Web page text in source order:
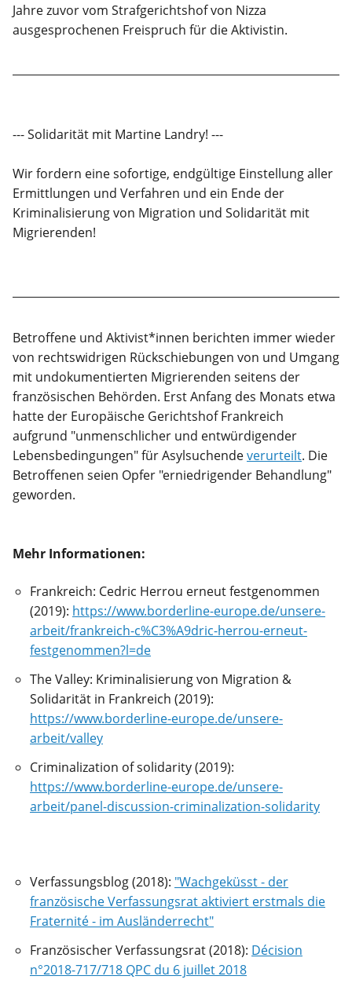
Jahre zuvor vom Strafgerichtshof von Nizza
ausgesprochenen Freispruch für die Aktivistin.
--- Solidarität mit Martine Landry! ---
Wir fordern eine sofortige, endgültige Einstellung aller
Ermittlungen und Verfahren und ein Ende der
Kriminalisierung von Migration und Solidarität mit
Migrierenden!
Betroffene und Aktivist*innen berichten immer wieder
von rechtswidrigen Rückschiebungen von und Umgang
mit undokumentierten Migrierenden seitens der
französischen Behörden. Erst Anfang des Monats etwa
hatte der Europäische Gerichtshof Frankreich
aufgrund "unmenschlicher und entwürdigender
Lebensbedingungen" für Asylsuchendeverurteilt. Die
Betroffenen seien Opfer "erniedrigender Behandlung"
geworden.
Mehr Informationen:
Frankreich: Cedric Herrou erneut festgenommen
(2019): https://www.borderline-europe.de/unsere-
arbeit/frankreich-c%C3%A9dric-herrou-erneut-
festgenommen?l=de
The Valley: Kriminalisierung von Migration &
Solidarität in Frankreich (2019):
https://www.borderline-europe.de/unsere-
arbeit/valley
Criminalization of solidarity (2019):
https://www.borderline-europe.de/unsere-
arbeit/panel-discussion-criminalization-solidarity
Verfassungsblog (2018): "Wachgeküsst - der
französische Verfassungsrat aktiviert erstmals die
Fraternité - im Ausländerrecht"
Französischer Verfassungsrat (2018): Décision
n°2018-717/718 QPC du 6 juillet 2018